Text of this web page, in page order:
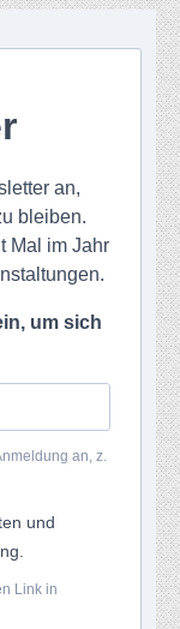
an,
bleiben.
Mal im Jahr
um sich
an, z.
und
Link in